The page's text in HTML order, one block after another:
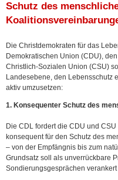
Schutz des
Die Christdemokraten für das
Demokratischen Union (CDU),
Christlich-Sozialen Union (CSU)
Landesebene, den Lebensschutz
aktiv umzusetzen:
1. Konsequenter Schutz des
Die CDL fordert die CDU und
konsequent für den Schutz des
– von der Empfängnis bis zum
Grundsatz soll als unverrückbare
Sondierungsgesprächen